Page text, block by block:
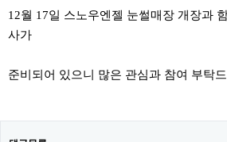
12월 17일 스노우엔젤 눈썰매장 개장과
사가
준비되어 있으니 많은 관심과 참여 부탁